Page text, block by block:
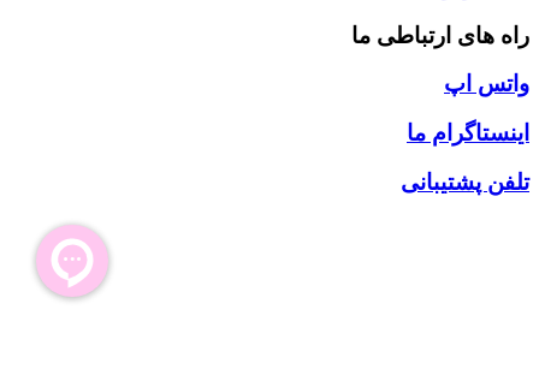
راه های ارتباطی ما
واتس اپ
اینستاگرام ما
تلفن پشتیبانی